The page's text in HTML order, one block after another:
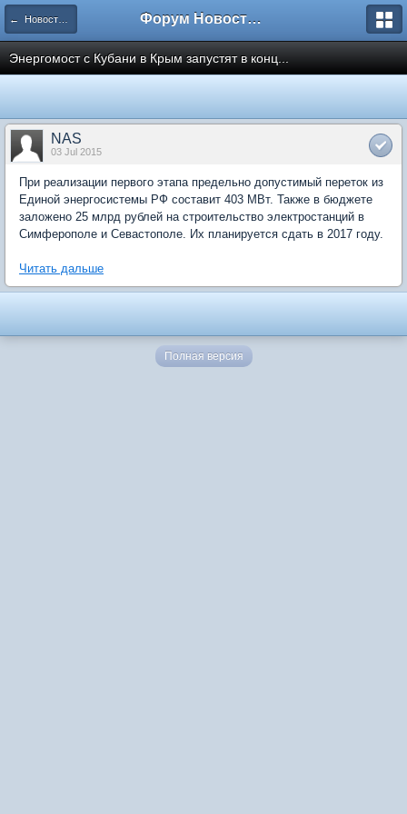
← Новости рынка недвижимости Форум Новостройки
Энергомост с Кубани в Крым запустят в конц...
NAS
03 Jul 2015
При реализации первого этапа предельно допустимый переток из
Единой энергосистемы РФ составит 403 МВт. Также в бюджете
заложено 25 млрд рублей на строительство электростанций в
Симферополе и Севастополе. Их планируется сдать в 2017 году.
Читать дальше
Полная версия